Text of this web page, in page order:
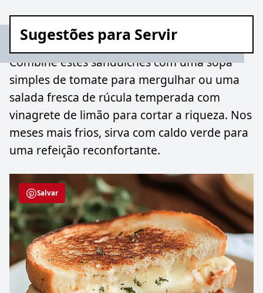
Sugestões para Servir
Combine estes sanduíches com uma sopa
simples de tomate para mergulhar ou uma
salada fresca de rúcula temperada com
vinagrete de limão para cortar a riqueza. Nos
meses mais frios, sirva com caldo verde para
uma refeição reconfortante.
Salvar